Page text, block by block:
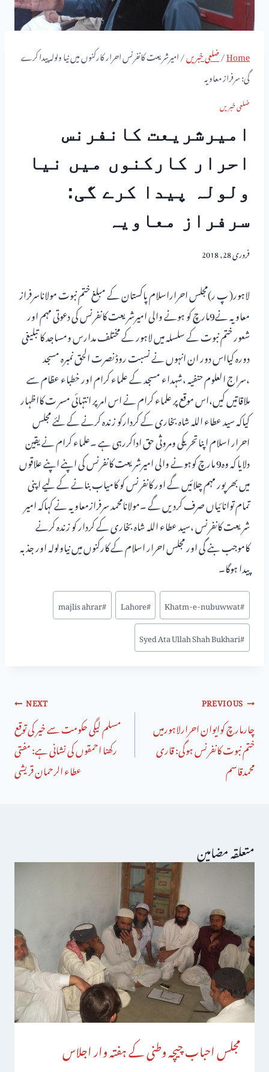
Home
/ضلعی خبریں/امیرشریعت کانفرنس احرار کارکنوں میں نیا ولولہ پیدا کرے
گی: سرفراز معاویہ
ضلعی خبریں
امیرشریعت کانفرنس
احرار کارکنوں میں نیا
ولولہ پیدا کرے گی:
سرفراز معاویہ
فروری 28, 2018
لاہور( پ ر)مجلس احراراسلام پاکستان کے مبلغ ختم نبوت مولاناسرفراز
معاویہ نے9مارچ کو ہونے والی امیرشریعت کانفرنس کی دعوتی مہم اور
شعور ختم نبوت کے سلسلہ میں لاہور کے مختلف مدارس ومساجد کا تبلیغی
دورہ کیااس دور ان انہوں نے نسبت روڈ نصرت الحق نمبرہ مسجد
،سراج العلوم حنفیہ ،شہداء مسجد کے علماء کرام اور خطباء عظام سے
ملاقاتیں کیں،اس موقع پر علماء کرام نے اس امر پر انتہائی مسر ت کااظہار
کیاکہ سید عطاء اللہ شاہ بخاری کے کردارکو زندہ کرنے کے لئے مجلس
احرار اسلام اپناتحریکی ومروثی حق اداکررہی ہے ۔علماء کرام نے یقین
دلایا کہ وہ9 مارچ کوہونے والی امیرشریعت کانفرنس کی اپنے اپنے علاقوں
میں بھرپور مہم چلائیں گے اور کانفرنس کو کامیاب بنانے کے لیے اپنی
تمام توانائیاں صرف کردیں گے ۔مولانامحمد سرفرازمعاویہ نے کہاکہ امیر
شریعت کانفرنس ،سید عطاء اللہ شاہ بخاری کے کردار کو زندہ کرنے
کاموجب بنے گی اور مجلس احرار اسلام کے کارکنوں میں نیاولولہ اور جذ بہ
پیدا ہوگا۔
#
Khatm-e-nubuwwat
#
Lahore
#
majlis ahrar
#
Syed Ata Ullah Shah Bukhari
PREVIOUS
چارمارچ کوایوان احرارلاہورمیں
ختم نبوت کانفرنس ہوگی: قاری
محمدقاسم
NEXT
مسلم لیگی حکومت سے خیر کی توقع
رکھنا احمقوں کی نشانی ہے: مفتی
عطاء الرحمان قریشی
متعلقہ مضامین
مجلس احباب چیچہ وطنی کے ہفتہ وار اجلاس